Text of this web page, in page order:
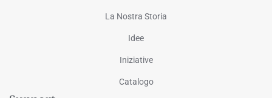
La Nostra Storia
Idee
Iniziative
Catalogo